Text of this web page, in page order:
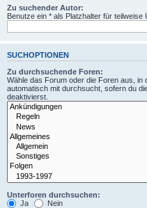
Zu suchender Autor:
Benutze ein * als Platzhalter für teilweise
SUCHOPTIONEN
Zu durchsuchende Foren:
Wähle das Forum oder die Foren aus,
automatisch mit durchsucht, sofern du
deaktivierst.
Unterforen durchsuchen:
Ja
Nein